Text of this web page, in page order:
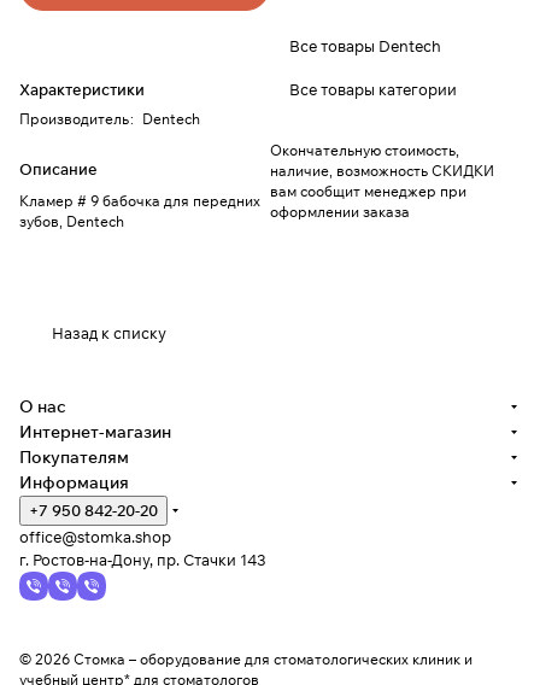
Характеристики
Производитель: Dentech
Описание
Кламер # 9 бабочка для передних
зубов, Dentech
Все товары Dentech
Все товары категории
Окончательную стоимость,
наличие, возможность СКИДКИ
вам сообщит менеджер при
оформлении заказа
Назад к списку
О нас
Интернет-магазин
Покупателям
Информация
+7 950 842-20-20
office@stomka.shop
г. Ростов-на-Дону, пр. Стачки 143
© 2026 Стомка – оборудование для стоматологических клиник и
учебный центр* для стоматологов